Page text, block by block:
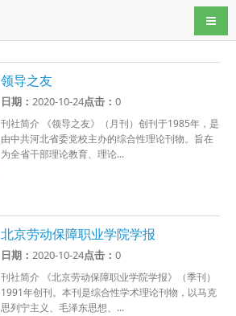
导航
领导之友
日期：2020-10-24点击：0
刊社简介 《领导之友》（月刊）创刊于1985年，是
由中共河北省委党校主办的综合性理论刊物。旨在
为全省干部理论教育、理论...
北京劳动保障职业学院学报
日期：2020-10-24点击：0
刊社简介 《北京劳动保障职业学院学报》（季刊）
1991年创刊。本刊是综合性学术理论刊物，以马克
思列宁主义、毛泽东思想、...